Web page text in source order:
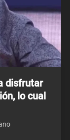
disfrutar
lo cual